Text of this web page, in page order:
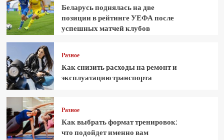
Беларусь поднялась на две
позиции в рейтинге УЕФА после
успешных матчей клубов
Разное
Как снизить расходы на ремонт и
эксплуатацию транспорта
Разное
Как выбрать формат тренировок:
что подойдет именно вам